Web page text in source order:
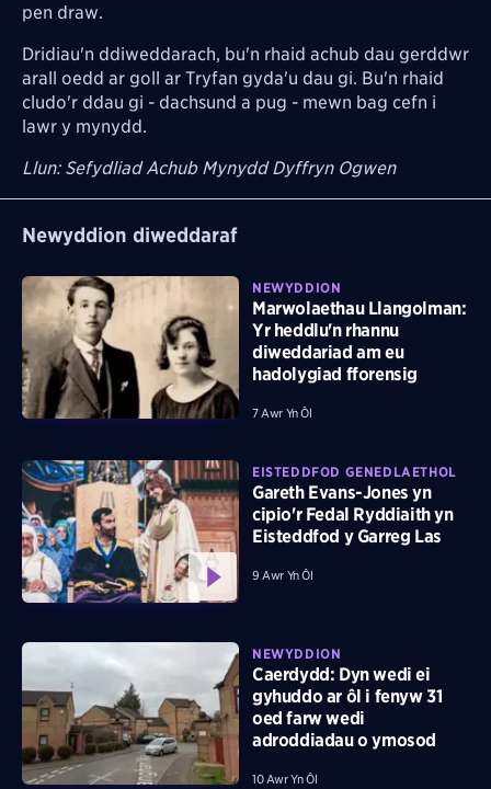
pen draw.
Dridiau'n ddiweddarach, bu'n rhaid achub dau gerddwr
arall oedd ar goll ar Tryfan gyda'u dau gi. Bu'n rhaid
cludo'r ddau gi - dachsund a pug - mewn bag cefn i
lawr y mynydd.
Llun: Sefydliad Achub Mynydd Dyffryn Ogwen
Newyddion diweddaraf
NEWYDDION
Marwolaethau Llangolman:
Yr heddlu'n rhannu
diweddariad am eu
hadolygiad fforensig
7 Awr Yn Ôl
EISTEDDFOD GENEDLAETHOL
Gareth Evans-Jones yn
cipio'r Fedal Ryddiaith yn
Eisteddfod y Garreg Las
9 Awr Yn Ôl
NEWYDDION
Caerdydd: Dyn wedi ei
gyhuddo ar ôl i fenyw 31
oed farw wedi
adroddiadau o ymosod
10 Awr Yn Ôl